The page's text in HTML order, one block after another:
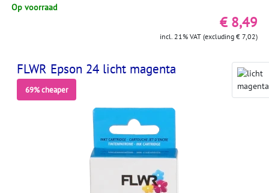
Op voorraad
€ 8,49
incl. 21% VAT (excluding € 7,02)
FLWR Epson 24 licht magenta
69% cheaper